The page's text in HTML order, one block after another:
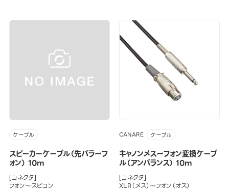
ケーブル
スピーカーケーブル（先バラ～フ
ォン） 10m
[コネクタ]
フォン～スピコン
CANARE ケーブル
キャノンメス～フォン変換ケーブ
ル（アンバランス） 10m
[コネクタ]
XLR（メス）～フォン（オス）